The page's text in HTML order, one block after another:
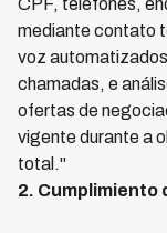
CPF, telefones,
mediante contato
voz
chamadas, e
ofertas de
vigente durante a
total."
2. Cumplimiento